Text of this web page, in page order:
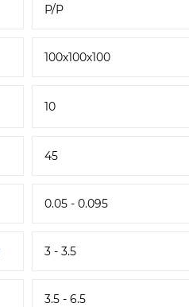
Р/Р
100х100х100
10
45
0.05 - 0.095
3 - 3.5
3.5 - 6.5